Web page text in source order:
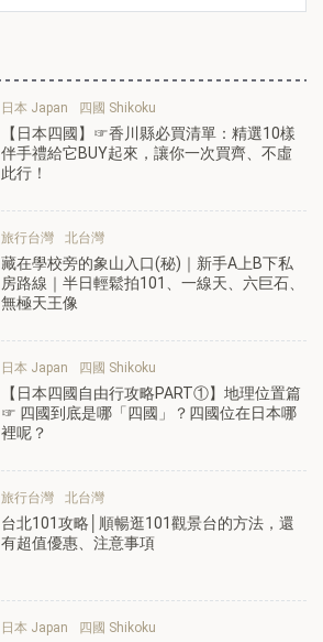
日本 Japan 四國 Shikoku
【日本四國】☞香川縣必買清單：精選10樣
伴手禮給它BUY起來，讓你一次買齊、不虛
此行！
旅行台灣 北台灣
藏在學校旁的象山入口(秘)｜新手A上B下私
房路線｜半日輕鬆拍101、一線天、六巨石、
無極天王像
日本 Japan 四國 Shikoku
【日本四國自由行攻略PART①】地理位置篇
☞ 四國到底是哪「四國」？四國位在日本哪
裡呢？
旅行台灣 北台灣
台北101攻略│順暢逛101觀景台的方法，還
有超值優惠、注意事項
日本 Japan 四國 Shikoku